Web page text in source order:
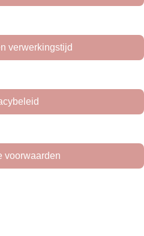
verwerkingstijd
voorwaarden